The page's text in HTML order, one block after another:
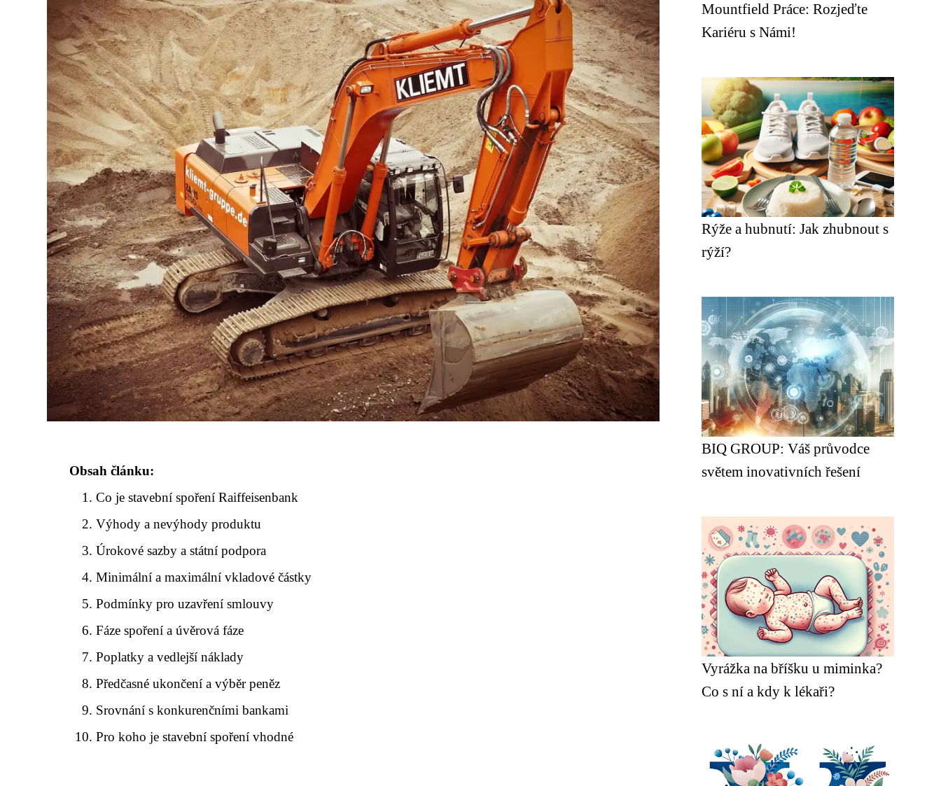
Obsah článku:
Co je stavební spoření Raiffeisenbank
Výhody a nevýhody produktu
Úrokové sazby a státní podpora
Minimální a maximální vkladové částky
Podmínky pro uzavření smlouvy
Fáze spoření a úvěrová fáze
Poplatky a vedlejší náklady
Předčasné ukončení a výběr peněz
Srovnání s konkurenčními bankami
Pro koho je stavební spoření vhodné
Mountfield Práce: Rozjeďte
Kariéru s Námi!
Rýže a hubnutí: Jak zhubnout s
rýží?
BIQ GROUP: Váš průvodce
světem inovativních řešení
Vyrážka na bříšku u miminka?
Co s ní a kdy k lékaři?